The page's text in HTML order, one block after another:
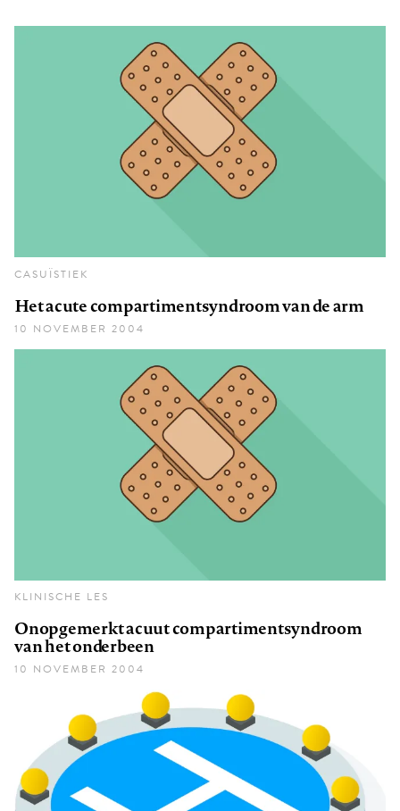
CASUÏSTIEK
Het acute compartimentsyndroom van de arm
10 NOVEMBER 2004
KLINISCHE LES
Onopgemerkt acuut compartimentsyndroom
van het onderbeen
10 NOVEMBER 2004